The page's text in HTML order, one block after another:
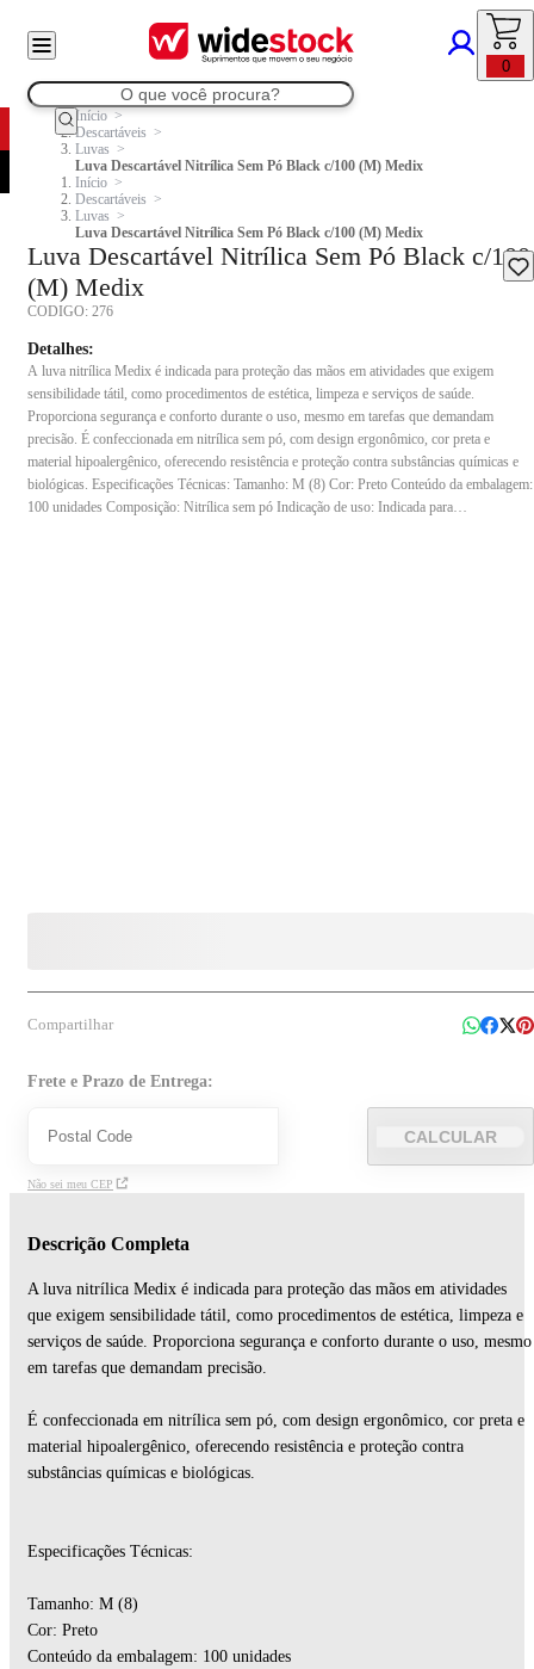
0
Início
Descartáveis
Luvas
Luva Descartável Nitrílica Sem Pó Black c/100 (M) Medix
Início
Descartáveis
Luvas
Luva Descartável Nitrílica Sem Pó Black c/100 (M) Medix
Luva Descartável Nitrílica Sem Pó Black c/100
(M) Medix
CODIGO: 276
Detalhes:
A luva nitrílica Medix é indicada para proteção das mãos em atividades que exigem
sensibilidade tátil, como procedimentos de estética, limpeza e serviços de saúde.
Proporciona segurança e conforto durante o uso, mesmo em tarefas que demandam
precisão. É confeccionada em nitrílica sem pó, com design ergonômico, cor preta e
material hipoalergênico, oferecendo resistência e proteção contra substâncias químicas e
biológicas. Especificações Técnicas: Tamanho: M (8) Cor: Preto Conteúdo da embalagem:
100 unidades Composição: Nitrílica sem pó Indicação de uso: Indicada para
Compartilhar
Frete e Prazo de Entrega:
CALCULAR
Não sei meu CEP
Descrição Completa
A luva nitrílica Medix é indicada para proteção das mãos em atividades
que exigem sensibilidade tátil, como procedimentos de estética, limpeza e
serviços de saúde. Proporciona segurança e conforto durante o uso, mesmo
em tarefas que demandam precisão.
É confeccionada em nitrílica sem pó, com design ergonômico, cor preta e
material hipoalergênico, oferecendo resistência e proteção contra
substâncias químicas e biológicas.
Especificações Técnicas:
Tamanho: M (8)
Cor: Preto
Conteúdo da embalagem: 100 unidades